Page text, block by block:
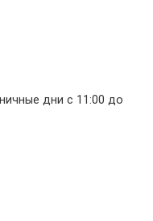
дни с 11:00 до